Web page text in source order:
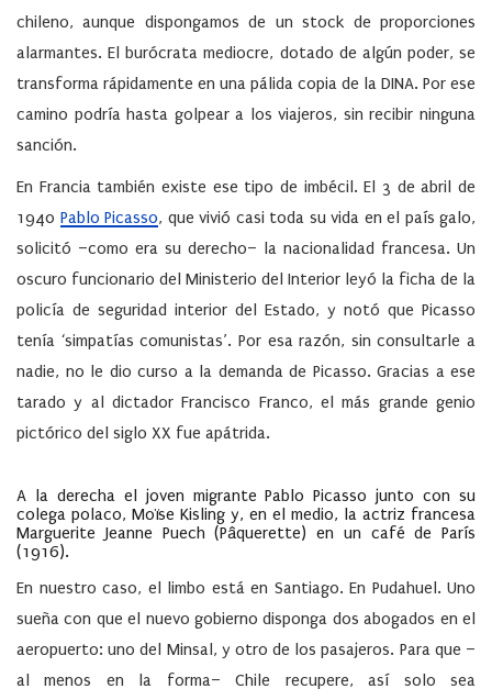
chileno, aunque dispongamos de un stock de proporciones
alarmantes. El burócrata mediocre, dotado de algún poder, se
transforma rápidamente en una pálida copia de la DINA. Por ese
camino podría hasta golpear a los viajeros, sin recibir ninguna
sanción.
En Francia también existe ese tipo de imbécil. El 3 de abril de
1940 Pablo Picasso, que vivió casi toda su vida en el país galo,
solicitó –como era su derecho– la nacionalidad francesa. Un
oscuro funcionario del Ministerio del Interior leyó la ficha de la
policía de seguridad interior del Estado, y notó que Picasso
tenía ‘simpatías comunistas’. Por esa razón, sin consultarle a
nadie, no le dio curso a la demanda de Picasso. Gracias a ese
tarado y al dictador Francisco Franco, el más grande genio
pictórico del siglo XX fue apátrida.
A la derecha el joven migrante Pablo Picasso junto con su
colega polaco, Moïse Kisling y, en el medio, la actriz francesa
Marguerite Jeanne Puech (Pâquerette) en un café de París
(1916).
En nuestro caso, el limbo está en Santiago. En Pudahuel. Uno
sueña con que el nuevo gobierno disponga dos abogados en el
aeropuerto: uno del Minsal, y otro de los pasajeros. Para que –
al menos en la forma– Chile recupere, así solo sea